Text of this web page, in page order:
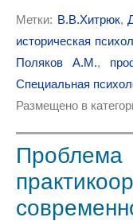
Метки: В.В.Хитрюк,
историческая
Поляков А.М.,
Специальная
Размещено в